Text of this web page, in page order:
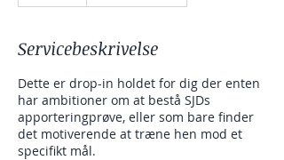
Servicebeskrivelse
Dette er drop-in holdet for dig der enten
har ambitioner om at bestå SJDs
apporteringprøve, eller som bare finder
det motiverende at træne hen mod et
specifikt mål.